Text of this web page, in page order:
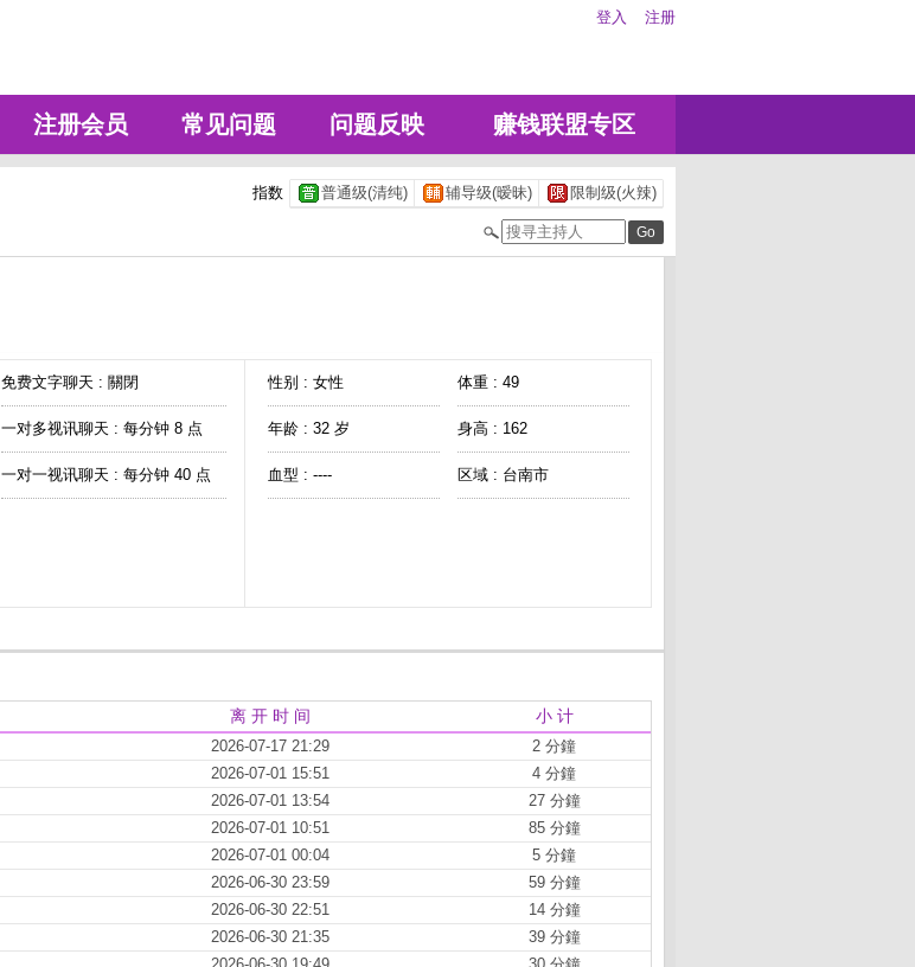
登入 注册
注册会员 常见问题 问题反映 赚钱联盟专区
指数 普通级(清纯) 辅导级(暧昧) 限制级(火辣)
免费文字聊天 : 關閉
一对多视讯聊天 : 每分钟 8 点
一对一视讯聊天 : 每分钟 40 点
性别 : 女性 体重 : 49
年龄 : 32 岁 身高 : 162
血型 : ---- 区域 : 台南市
离 开 时 间 小 计
2026-07-17 21:29
2 分鐘
2026-07-01 15:51
4 分鐘
2026-07-01 13:54
27 分鐘
2026-07-01 10:51
85 分鐘
2026-07-01 00:04
5 分鐘
2026-06-30 23:59
59 分鐘
2026-06-30 22:51
14 分鐘
2026-06-30 21:35
39 分鐘